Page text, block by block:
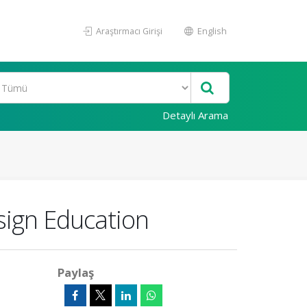
Araştırmacı Girişi English
Detaylı Arama
Education
Paylaş